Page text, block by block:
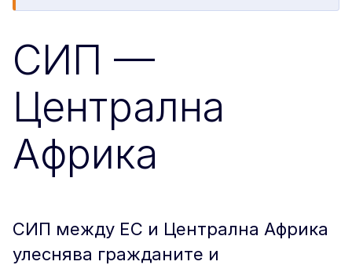
СИП —
Централна
Африка
СИП между ЕС и Централна Африка
улеснява гражданите и